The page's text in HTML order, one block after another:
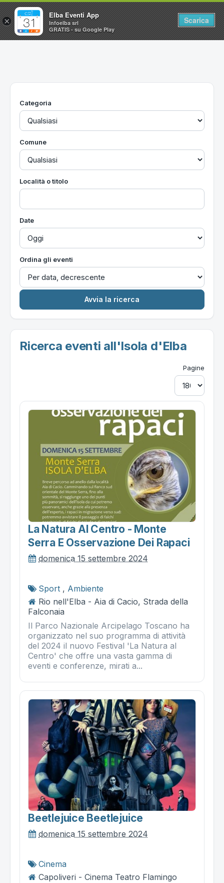
Home
Utilità
Categoria
Comune
Località o titolo
Date
Ordina gli eventi
Ricerca eventi all'Isola d'Elba
Pagine
La Natura Al Centro - Monte
Serra E Osservazione Dei Rapaci
domenica 15 settembre 2024
Sport , Ambiente
Rio nell'Elba - Aia di Cacio, Strada della
Falconaia
Il Parco Nazionale Arcipelago Toscano ha
organizzato nel suo programma di attività
del 2024 il nuovo Festival 'La Natura al
Centro' che offre una vasta gamma di
eventi e conferenze, mirati a...
Beetlejuice Beetlejuice
domenica 15 settembre 2024
Cinema
Capoliveri - Cinema Teatro Flamingo
×
Elba Eventi App
Infoelba srl
GRATIS - su Google Play
Scarica